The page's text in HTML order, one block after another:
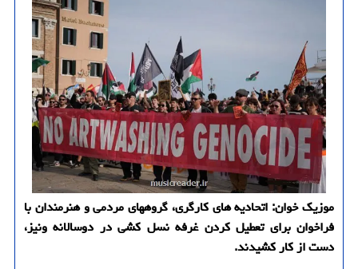
موزیک خوان: اتحادیه های کارگری، گروههای مردمی و هنرمندان با
فراخوان برای تعطیل کردن غرفه نسل کشی در دوسالانه ونیز،
دست از کار کشیدند.